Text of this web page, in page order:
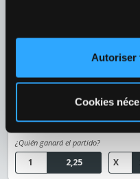
Autoriser
Cookies
Valencia / Real Betis
¿Quién ganará el partido?
15/08 19:30
¿Quién ganará el partido?
2,25
1 X